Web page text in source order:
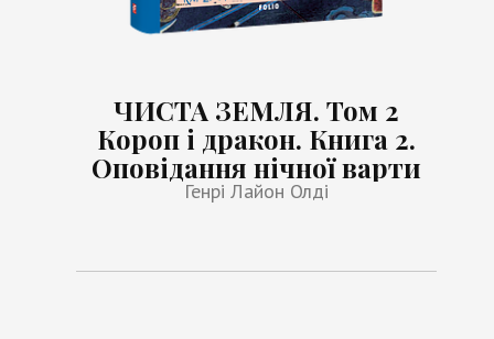
ЧИСТА ЗЕМЛЯ. Том 2
Короп і дракон. Книга 2.
Оповідання нічної варти
Генрі Лайон Олді